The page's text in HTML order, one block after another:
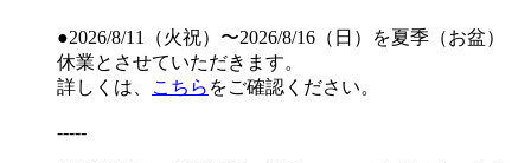
●2026/8/11（火祝）〜2026/8/16（日）を夏季（お盆）
休業とさせていただきます。
詳しくは、
こちら をご確認ください。
-----